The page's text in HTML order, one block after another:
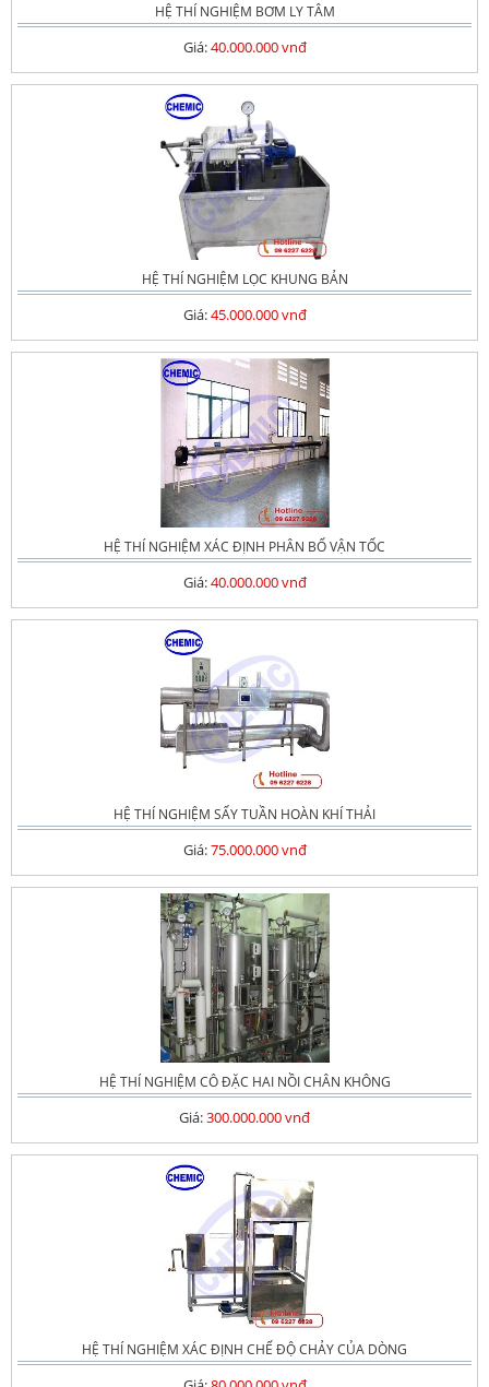
HỆ THÍ NGHIỆM BƠM LY TÂM
Giá:40.000.000 vnđ
HỆ THÍ NGHIỆM LỌC KHUNG BẢN
Giá:45.000.000 vnđ
HỆ THÍ NGHIỆM XÁC ĐỊNH PHÂN BỐ VẬN TỐC
Giá:40.000.000 vnđ
HỆ THÍ NGHIỆM SẤY TUẦN HOÀN KHÍ THẢI
Giá:75.000.000 vnđ
HỆ THÍ NGHIỆM CÔ ĐẶC HAI NỒI CHÂN KHÔNG
Giá:300.000.000 vnđ
HỆ THÍ NGHIỆM XÁC ĐỊNH CHẾ ĐỘ CHẢY CỦA DÒNG